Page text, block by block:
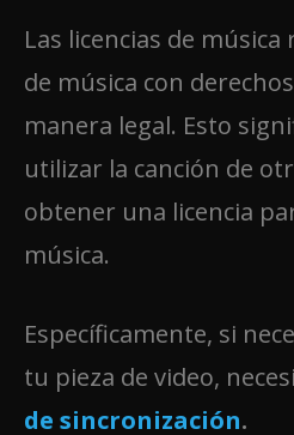
Las licencias de
de música con
manera legal. Esto
utilizar la canción de
obtener una licencia
música.
Específicamente, si
tu pieza de video,
de sincronización.